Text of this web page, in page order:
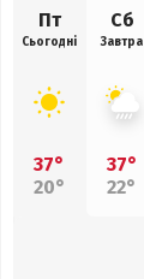
Пт
Сьогодні
37°
20°
Сб
Завтра
37°
22°